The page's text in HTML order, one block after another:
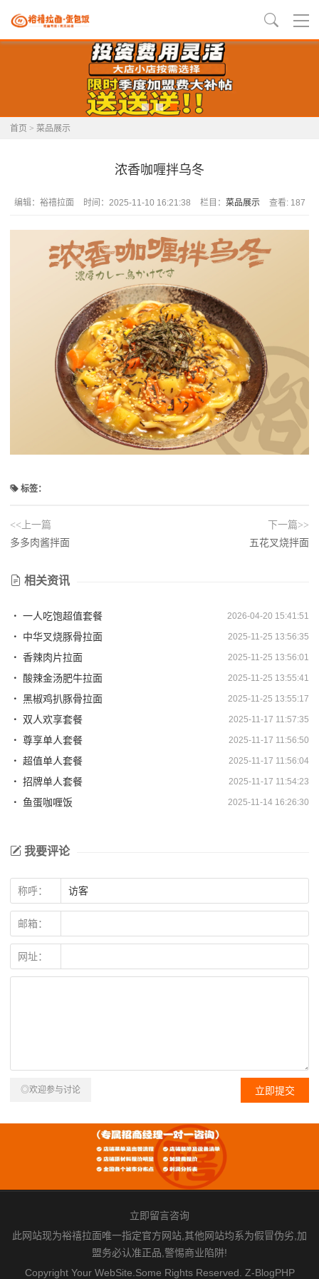
首页 > 菜品展示
浓香咖喱拌乌冬
编辑：裕禧拉面 时间：2025-11-10 16:21:38 栏目： 菜品展示 查看: 187
标签：
<<上一篇
多多肉酱拌面
下一篇>>
五花叉烧拌面
相关资讯
2026-04-20 15:41:51
一人吃饱超值套餐
2025-11-25 13:56:35
中华叉烧豚骨拉面
2025-11-25 13:56:01
香辣肉片拉面
2025-11-25 13:55:41
酸辣金汤肥牛拉面
2025-11-25 13:55:17
黑椒鸡扒豚骨拉面
2025-11-17 11:57:35
双人欢享套餐
2025-11-17 11:56:50
尊享单人套餐
2025-11-17 11:56:04
超值单人套餐
2025-11-17 11:54:23
招牌单人套餐
2025-11-14 16:26:30
鱼蛋咖喱饭
我要评论
称呼：
邮箱：
网址：
◎欢迎参与讨论
立即留言咨询
此网站现为裕禧拉面唯一指定官方网站,其他网站均系为假冒伪劣,加
盟务必认准正品,警惕商业陷阱!
Copyright Your WebSite.Some Rights Reserved. Z-BlogPHP